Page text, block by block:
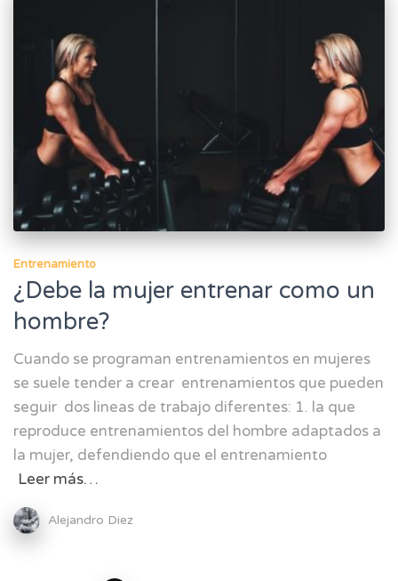
Entrenamiento
¿Debe la mujer entrenar como un
hombre?
Cuando se programan entrenamientos en mujeres
se suele tender a crear entrenamientos que pueden
seguir dos lineas de trabajo diferentes: 1. la que
reproduce entrenamientos del hombre adaptados a
la mujer, defendiendo que el entrenamiento
Leer más…
Alejandro Diez